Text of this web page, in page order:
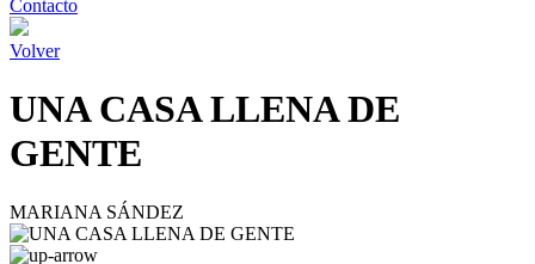
Contacto
Volver
UNA CASA LLENA DE
GENTE
MARIANA SÁNDEZ